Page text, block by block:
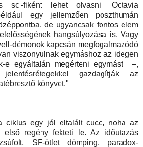
sci-fiként lehet olvasni. Octavia
egy jellemzően poszthumán
de ugyancsak fontos elem
hangsúlyozása is. Vagy
démonok kapcsán megfogalmazódó
viszonyulnak egymáshoz az idegen
e egyáltalán megérteni egymást –,
gazdagítják az
könyvet."
ciklus egy jól eltalált cucc, noha az
első regény fekteti le. Az időutazás
SF-ötlet dömping, paradox-